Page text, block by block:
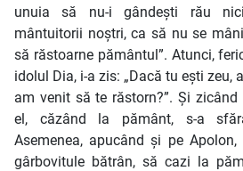
unuia să nu-i gândești rău
mântuitorii noștri, ca să nu se
să răstoarne pământul”. Atunci,
idolul Dia, i-a zis: „Dacă tu ești zeu,
am venit să te răstorn?”. Și
el, căzând la pământ, s-a
Asemenea, apucând și pe
gârbovitule bătrân, să cazi la